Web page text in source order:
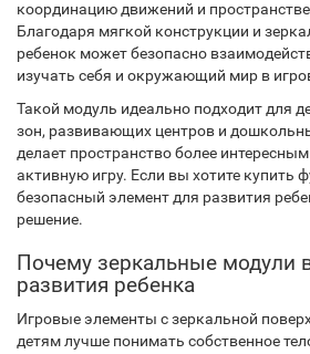
координацию движений и
Благодаря мягкой конструкции и
ребенок может безопасно
изучать себя и окружающий мир в
Такой модуль идеально подходит для
зон, развивающих центров и
делает пространство более
активную игру. Если вы хотите купить
безопасный элемент для развития
решение.
Почему зеркальные модули
развития ребенка
Игровые элементы с зеркальной
детям лучше понимать собственное